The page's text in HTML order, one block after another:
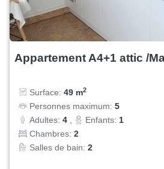
Appartement A4+1 attic /
Surface: 49 m2
Personnes maximum: 5
Adultes: 4 Enfants: 1
Chambres: 2
Salles de bain: 2